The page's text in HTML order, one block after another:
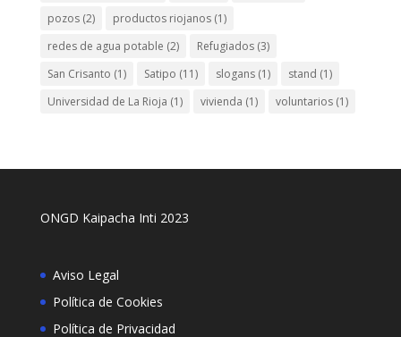
pozos(2) productos riojanos(1)
redes de agua potable (2) Refugiados(3)
San Crisanto (1) Satipo (11) slogans(1) stand (1)
Universidad de La Rioja (1) vivienda (1) voluntarios(1)
ONGD Kaipacha Inti 2023
Aviso Legal
Política de Cookies
Política de Privacidad